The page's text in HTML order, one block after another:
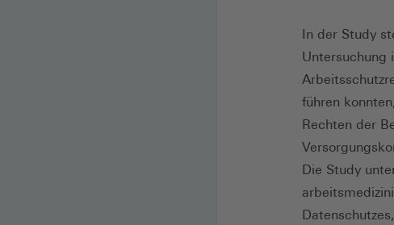
In der Study
Untersuchung
führen
Rechten der
Die Study